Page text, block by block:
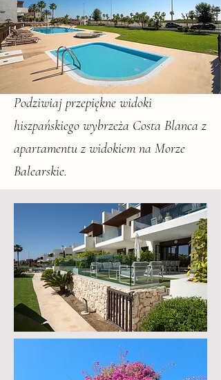
Podziwiaj przepiękne widoki
hiszpańskiego wybrzeża Costa Blanca z
apartamentu z widokiem na Morze
Balearskie.